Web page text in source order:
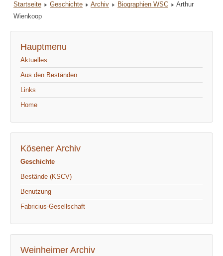
Startseite Geschichte Archiv Biographien WSC
Arthur
Wienkoop
Hauptmenu
Aktuelles
Aus den Beständen
Links
Home
Kösener Archiv
Geschichte
Bestände (KSCV)
Benutzung
Fabricius-Gesellschaft
Weinheimer Archiv